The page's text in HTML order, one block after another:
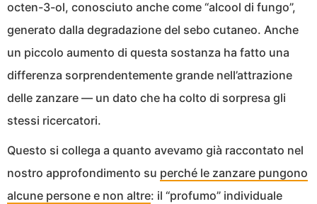
octen-3-ol, conosciuto anche come “alcool di fungo”,
generato dalla degradazione del sebo cutaneo. Anche
un piccolo aumento di questa sostanza ha fatto una
differenza sorprendentemente grande nell’attrazione
delle zanzare — un dato che ha colto di sorpresa gli
stessi ricercatori.
Questo si collega a quanto avevamo già raccontato nel
nostro approfondimento su perché le zanzare pungono
alcune persone e non altre: il “profumo” individuale